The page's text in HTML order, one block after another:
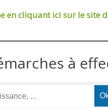
en cliquant ici sur le site
à